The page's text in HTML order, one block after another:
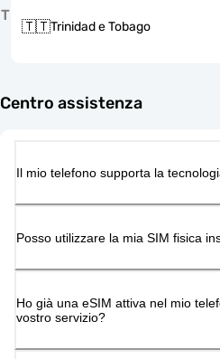
T
🇹🇹Trinidad e Tobago
Centro assistenza
Il mio telefono supporta la
Posso utilizzare la mia SIM fisica
Ho già una eSIM attiva nel mio
vostro servizio?